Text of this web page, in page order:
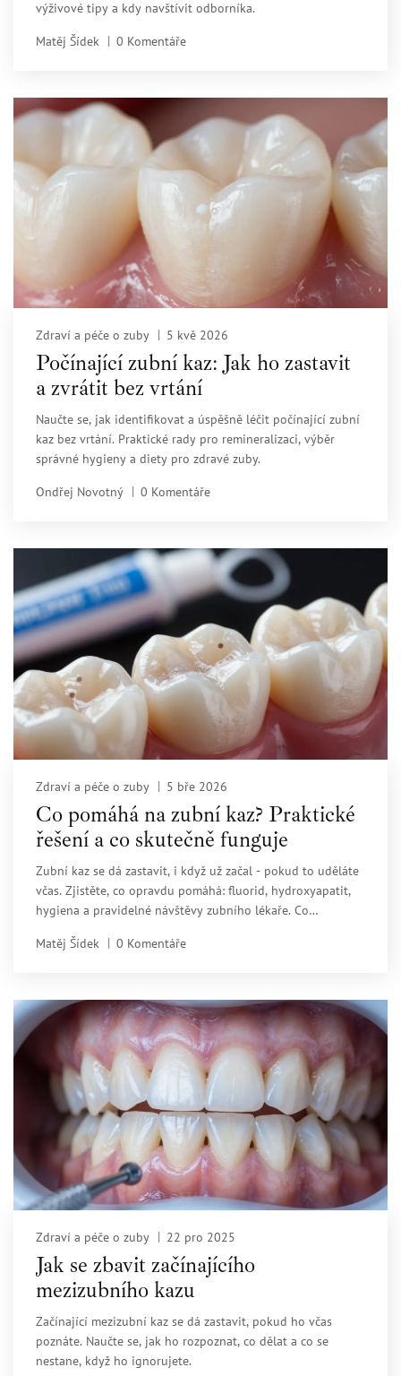
výživové tipy a kdy navštívit odborníka.
Matěj Šídek 0 Komentáře
Zdraví a péče o zuby 5 kvě 2026
Počínající zubní kaz: Jak ho zastavit
a zvrátit bez vrtání
Naučte se, jak identifikovat a úspěšně léčit počínající zubní
kaz bez vrtání. Praktické rady pro remineralizaci, výběr
správné hygieny a diety pro zdravé zuby.
Ondřej Novotný 0 Komentáře
Zdraví a péče o zuby 5 bře 2026
Co pomáhá na zubní kaz? Praktické
řešení a co skutečně funguje
Zubní kaz se dá zastavit, i když už začal - pokud to uděláte
včas. Zjistěte, co opravdu pomáhá: fluorid, hydroxyapatit,
hygiena a pravidelné návštěvy zubního lékaře. Co
poškození.
Matěj Šídek 0 Komentáře
Zdraví a péče o zuby 22 pro 2025
Jak se zbavit začínajícího
mezizubního kazu
Začínající mezizubní kaz se dá zastavit, pokud ho včas
poznáte. Naučte se, jak ho rozpoznat, co dělat a co se
nestane, když ho ignorujete.